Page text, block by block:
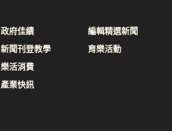
政府佳績
新聞刊登教學
樂活消費
產業快訊
編輯精選新聞
育樂活動